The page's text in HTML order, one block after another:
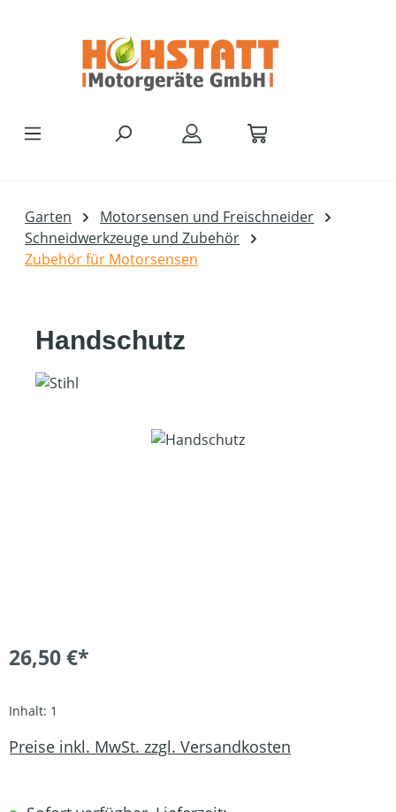
Garten
Motorsensen und Freischneider
Schneidwerkzeuge und Zubehör
Zubehör für Motorsensen
Handschutz
Bildergalerie überspringen
26,50 €*
Inhalt: 1
Preise inkl. MwSt. zzgl. Versandkosten